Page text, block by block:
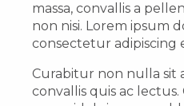
massa, convallis a
non nisi. Lorem ipsum
consectetur adipiscing
Curabitur non nulla sit
convallis quis ac